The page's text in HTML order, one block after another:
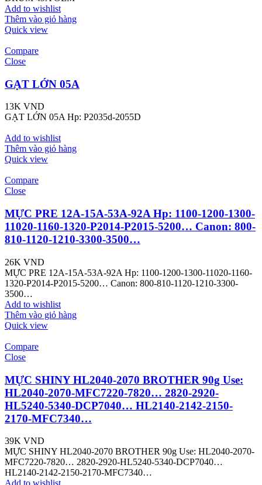
Add to wishlist
Thêm vào giỏ hàng
Quick view
Compare
Close
GẠT LỚN 05A
13K VND
GẠT LỚN 05A Hp: P2035d-2055D
Add to wishlist
Thêm vào giỏ hàng
Quick view
Compare
Close
MỰC PRE 12A-15A-53A-92A Hp: 1100-1200-1300-
11020-1160-1320-P2014-P2015-5200… Canon: 800-
810-1120-1210-3300-3500…
26K VND
MỰC PRE 12A-15A-53A-92A Hp: 1100-1200-1300-11020-1160-
1320-P2014-P2015-5200… Canon: 800-810-1120-1210-3300-
3500…
Add to wishlist
Thêm vào giỏ hàng
Quick view
Compare
Close
MỰC SHINY HL2040-2070 BROTHER 90g Use:
HL2040-2070-MFC7220-7820… 2820-2920-
HL5240-5340-DCP7040… HL2140-2142-2150-
2170-MFC7340…
39K VND
MỰC SHINY HL2040-2070 BROTHER 90g Use: HL2040-2070-
MFC7220-7820… 2820-2920-HL5240-5340-DCP7040…
HL2140-2142-2150-2170-MFC7340…